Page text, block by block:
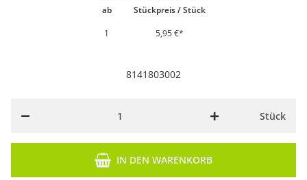
ab
Stückpreis / Stück
1
5,95 €*
8141803002
Stück
IN DEN WARENKORB